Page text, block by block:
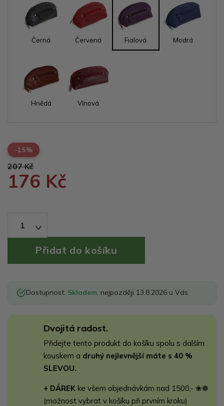
Černá Červená Fialová Modrá
Hnědá Vínová
-15%
207 Kč
176 Kč
1
Dostupnost: Skladem, nejpozději 13.8.2026 u Vás
Dvojitá radost.
Přidejte tento produkt do košíku spolu s dalším
kouskem a druhý nejlevnější máte s 40 %
SLEVOU.
+ DÁREK ke všem objednávkám nad 1500,- ❀❁
(možnost vybrat v košíku při prvním kroku)